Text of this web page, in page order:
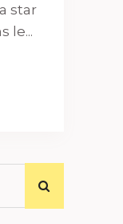
star
le...